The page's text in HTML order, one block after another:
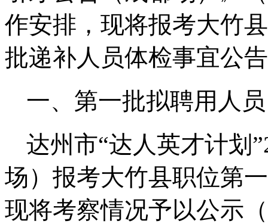
作安排，现将报考大竹
批递补人员体检事宜公
一、第一批拟聘用人员
达州市“达人英才计划
场）报考大竹县职位第
现将考察情况予以公示